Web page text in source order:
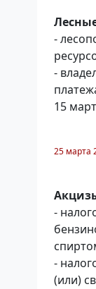
-
-
15
25 марта
-
-
(или)